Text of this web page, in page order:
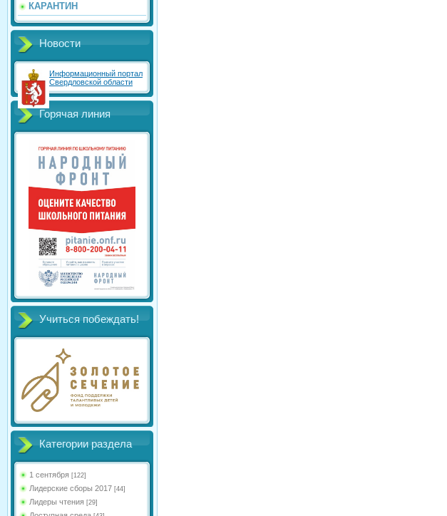
КАРАНТИН
Новости
Информационный портал
Свердловской области
Горячая линия
Учиться побеждать!
Категории раздела
1 сентября [122]
Лидерские сборы 2017 [44]
Лидеры чтения [29]